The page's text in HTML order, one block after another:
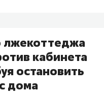
лжекоттеджа
кабинета
остановить
дома